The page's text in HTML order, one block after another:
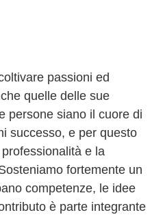
passioni ed
quelle delle sue
persone siano il cuore di
successo, e per questo
e la
fortemente un
competenze, le idee
è parte integrante